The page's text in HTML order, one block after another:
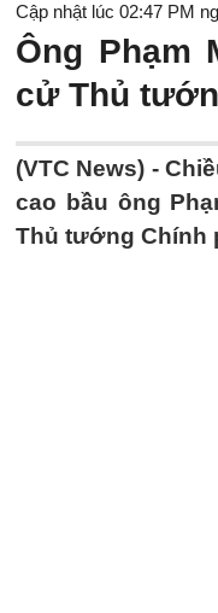
Cập nhật lúc 02:47 PM
Ông Phạm
cử Thủ
(VTC News) -
cao bầu ông
Thủ tướng Chính